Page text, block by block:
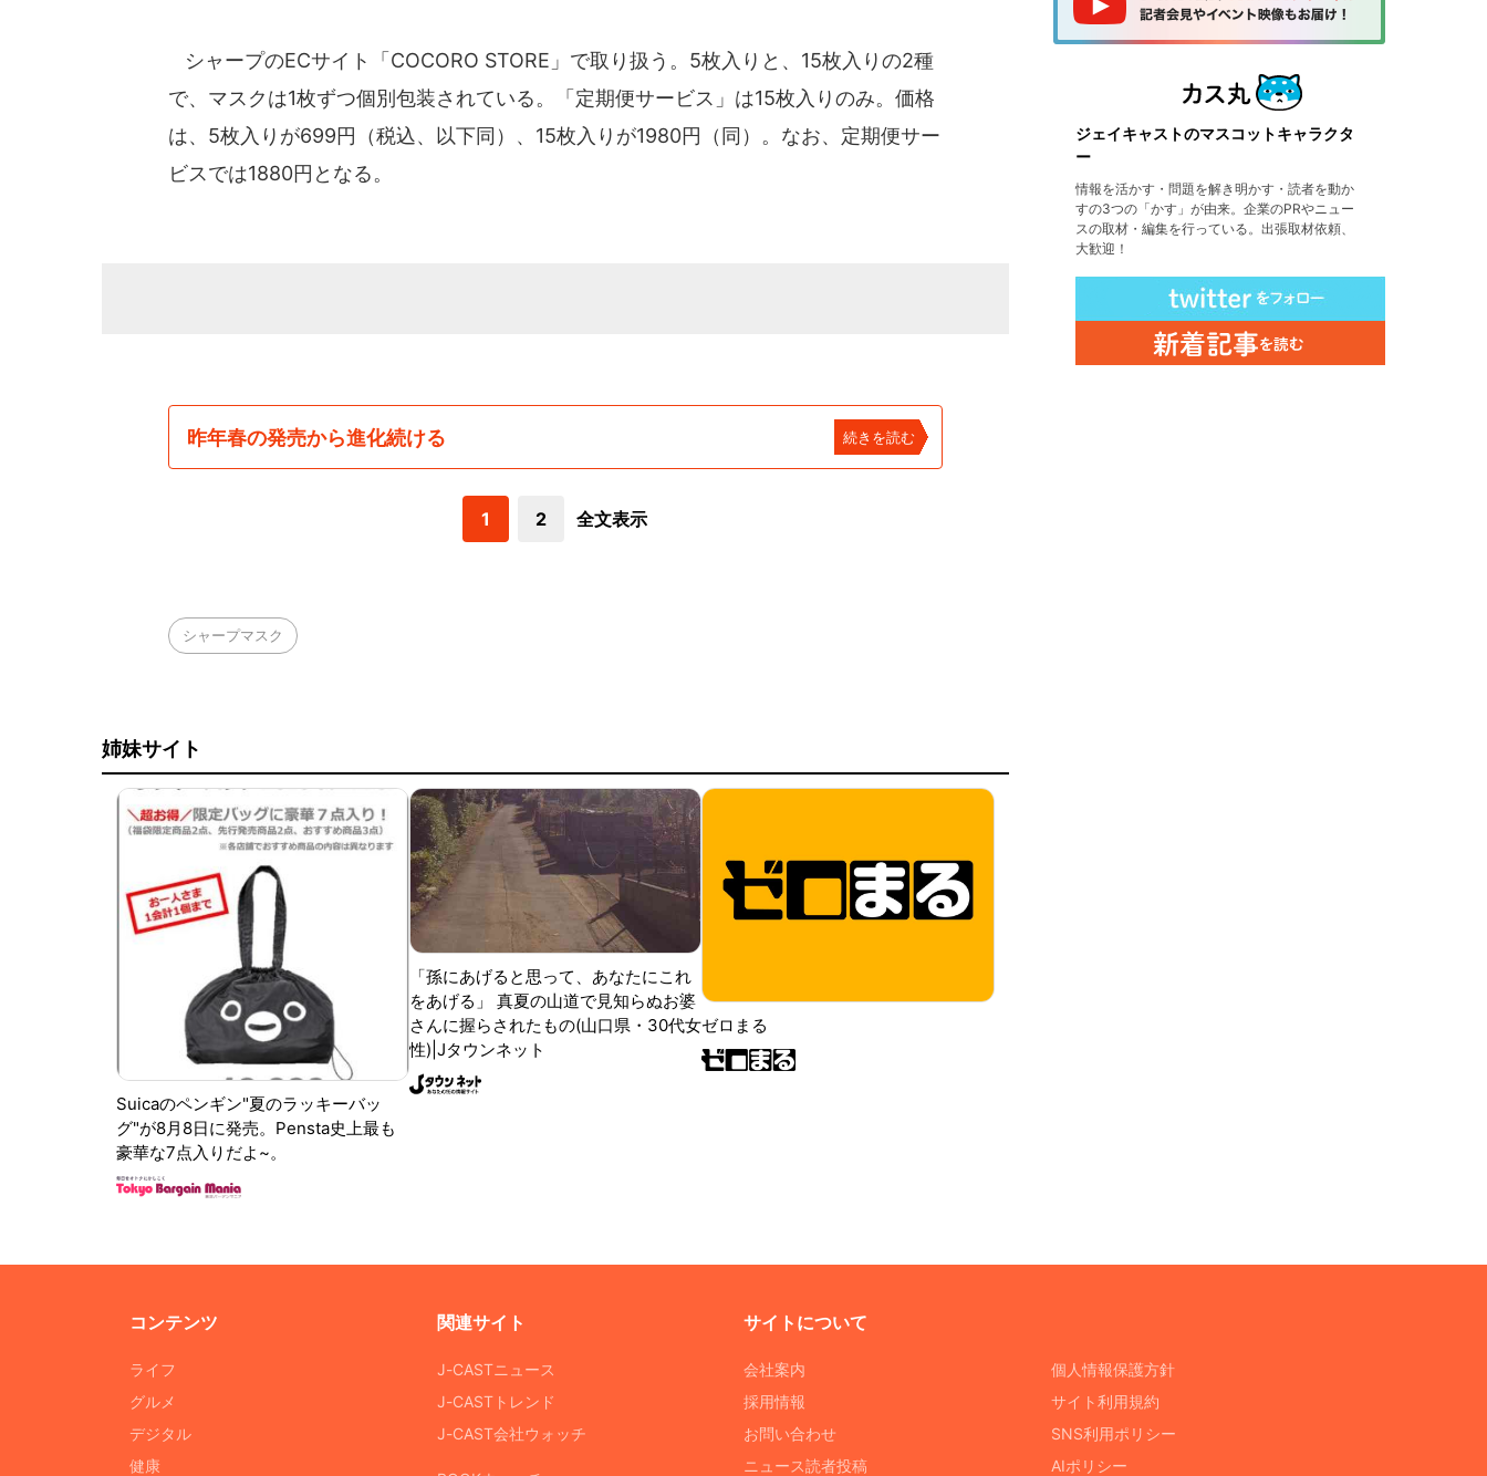
シャープのECサイト「COCORO STORE」で取り扱う。5枚入りと、15枚入りの2種
で、マスクは1枚ずつ個別包装されている。「定期便サービス」は15枚入りのみ。価格
は、5枚入りが699円（税込、以下同）、15枚入りが1980円（同）。なお、定期便サー
ビスでは1880円となる。
昨年春の発売から進化続ける 続きを読む
1 2 全文表示
シャープマスク
姉妹サイト
Suicaのペンギン"夏のラッキーバッ
グ"が8月8日に発売。Pensta史上最も
豪華な7点入りだよ~。
「孫にあげると思って、あなたにこれ
をあげる」 真夏の山道で見知らぬお婆
さんに握らされたもの(山口県・30代女
性)|Jタウンネット
ゼロまる
ジェイキャストのマスコットキャラクタ
ー
情報を活かす・問題を解き明かす・読者を動か
すの3つの「かす」が由来。企業のPRやニュー
スの取材・編集を行っている。出張取材依頼、
大歓迎！
コンテンツ
ライフ
グルメ
デジタル
健康
関連サイト
J-CASTニュース
J-CASTトレンド
J-CAST会社ウォッチ
サイトについて
会社案内
採用情報
お問い合わせ
ニュース読者投稿
個人情報保護方針
サイト利用規約
SNS利用ポリシー
AIポリシー